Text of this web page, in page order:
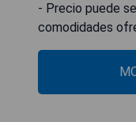
- Precio puede
comodidades